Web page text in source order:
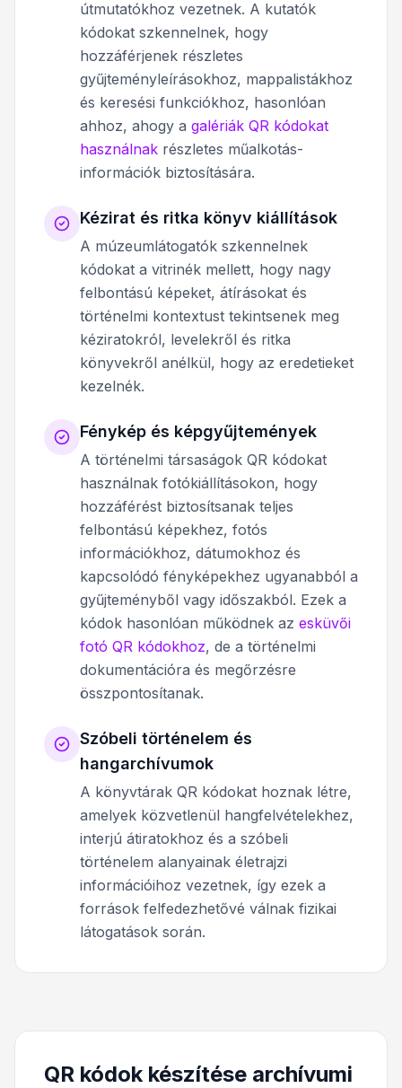
útmutatókhoz vezetnek. A kutatók
kódokat szkennelnek, hogy
hozzáférjenek részletes
gyűjteményleírásokhoz, mappalistákhoz
és keresési funkciókhoz, hasonlóan
ahhoz, ahogy a galériák QR kódokat
használnak részletes műalkotás-
információk biztosítására.
Kézirat és ritka könyv kiállítások
A múzeumlátogatók szkennelnek
kódokat a vitrinék mellett, hogy nagy
felbontású képeket, átírásokat és
történelmi kontextust tekintsenek meg
kéziratokról, levelekről és ritka
könyvekről anélkül, hogy az eredetieket
kezelnék.
Fénykép és képgyűjtemények
A történelmi társaságok QR kódokat
használnak fotókiállításokon, hogy
hozzáférést biztosítsanak teljes
felbontású képekhez, fotós
információkhoz, dátumokhoz és
kapcsolódó fényképekhez ugyanabból a
gyűjteményből vagy időszakból. Ezek a
kódok hasonlóan működnek az esküvői
fotó QR kódokhoz, de a történelmi
dokumentációra és megőrzésre
összpontosítanak.
Szóbeli történelem és
hangarchívumok
A könyvtárak QR kódokat hoznak létre,
amelyek közvetlenül hangfelvételekhez,
interjú átiratokhoz és a szóbeli
történelem alanyainak életrajzi
információihoz vezetnek, így ezek a
források felfedezhetővé válnak fizikai
látogatások során.
QR kódok készítése archívumi